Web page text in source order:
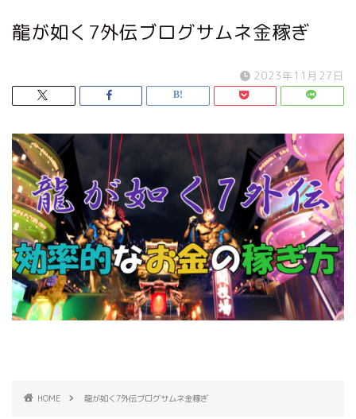
龍が如く7外伝ブログサムネ金稼ぎ
2023年11月27日
HOME 龍が如く7外伝ブログサムネ金稼ぎ